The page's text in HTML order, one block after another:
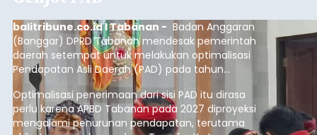
balitribune.co.id I Tabanan - Badan Anggaran
(Banggar) DPRD Tabanan mendesak pemerintah
daerah setempat untuk melakukan optimalisasi
Pendapatan Asli Daerah (PAD) pada tahun
anggaran 2027.
Optimalisasi penerimaan dari sisi PAD itu dirasa
perlu karena APBD Tabanan pada 2027 diproyeksi
mengalami penurunan pendapatan, terutama